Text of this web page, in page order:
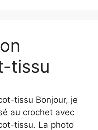
tissu
tissu Bonjour, je
au crochet avec
tissu. La photo